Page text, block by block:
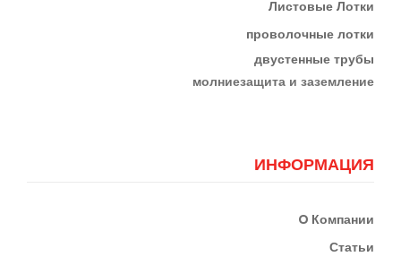
Листовые Лотки
проволочные лотки
двустенные трубы
молниезащита и заземление
ИНФОРМАЦИЯ
О Компании
Статьи